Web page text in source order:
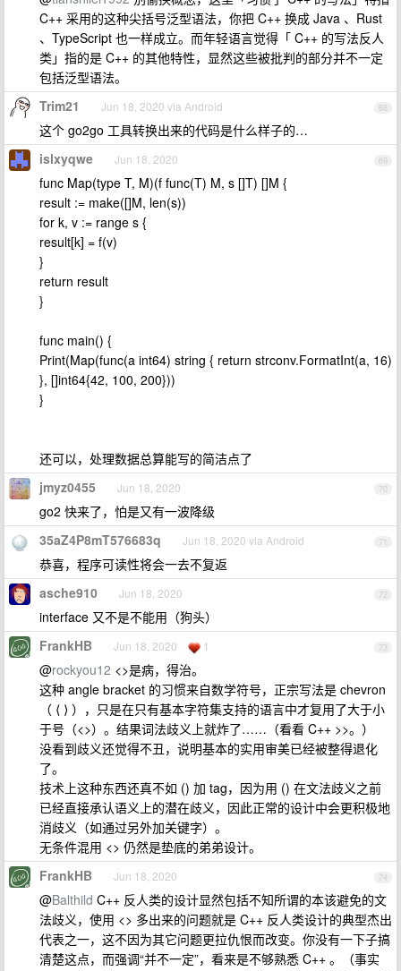
C++ 采用的这种尖括号泛型语法，你把 C++ 换成 Java 、Rust
、TypeScript 也一样成立。而年轻语言觉得「 C++ 的写法反人
类」指的是 C++ 的其他特性，显然这些被批判的部分并不一定
包括泛型语法。
68
Trim21 Jun 18, 2020 via Android
这个 go2go 工具转换出来的代码是什么样子的…
69
islxyqwe Jun 18, 2020
func Map(type T, M)(f func(T) M, s []T) []M {
result := make([]M, len(s))
for k, v := range s {
result[k] = f(v)
}
return result
}
func main() {
Print(Map(func(a int64) string { return strconv.FormatInt(a, 16)
}, []int64{42, 100, 200}))
}
还可以，处理数据总算能写的简洁点了
70
jmyz0455 Jun 18, 2020
go2 快来了，怕是又有一波降级
71
35aZ4P8mT576683q Jun 18, 2020 via Android
恭喜，程序可读性将会一去不复返
72
asche910 Jun 18, 2020
interface 又不是不能用（狗头）
73
FrankHB Jun 18, 2020 1
@rockyou12 <>是病，得治。
这种 angle bracket 的习惯来自数学符号，正宗写法是 chevron
（ ⟨ ⟩ ），只是在只有基本字符集支持的语言中才复用了大于小
于号（<>）。结果词法歧义上就炸了……（看看 C++ >>。）
没看到歧义还觉得不丑，说明基本的实用审美已经被整得退化
了。
技术上这种东西还真不如 () 加 tag，因为用 () 在文法歧义之前
已经直接承认语义上的潜在歧义，因此正常的设计中会更积极地
消歧义（如通过另外加关键字）。
无条件混用 <> 仍然是垫底的弟弟设计。
74
FrankHB Jun 18, 2020
@Balthild C++ 反人类的设计显然包括不知所谓的本该避免的文
法歧义，使用 <> 多出来的问题就是 C++ 反人类设计的典型杰出
代表之一，这不因为其它问题更拉仇恨而改变。你没有一下子搞
清楚这点，而强调“并不一定”，看来是不够熟悉 C++ 。（事实